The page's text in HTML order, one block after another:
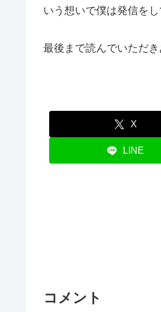
いう想いで僕は発信をし
最後まで読んでいただ
X
LINE
コメント